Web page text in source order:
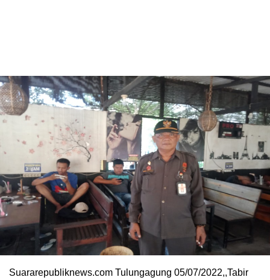
Suararepubliknews.com Tulungagung 05/07/2022,,Tabir